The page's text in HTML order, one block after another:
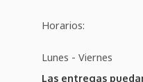
Horarios:
Lunes - Viernes
Las entregas